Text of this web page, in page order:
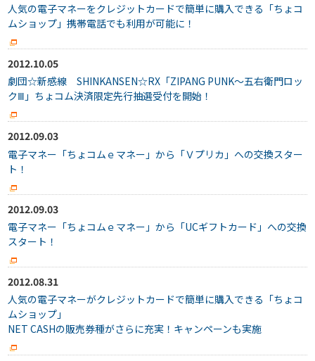
人気の電子マネーをクレジットカードで簡単に購入できる「ちょコ
ムショップ」携帯電話でも利用が可能に！
2012.10.05
劇団☆新感線 SHINKANSEN☆RX「ZIPANG PUNK～五右衛門ロッ
クⅢ」ちょコム決済限定先行抽選受付を開始！
2012.09.03
電子マネー「ちょコムｅマネー」から「Ｖプリカ」への交換スター
ト！
2012.09.03
電子マネー「ちょコムｅマネー」から「UCギフトカード」への交換
スタート！
2012.08.31
人気の電子マネーがクレジットカードで簡単に購入できる「ちょコ
ムショップ」
NET CASHの販売券種がさらに充実！キャンペーンも実施